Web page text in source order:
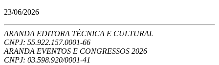
23/06/2026
ARANDA EDITORA TÉCNICA E CULTURAL
CNPJ: 55.922.157.0001-66
ARANDA EVENTOS E CONGRESSOS 2026
CNPJ: 03.598.920/0001-41